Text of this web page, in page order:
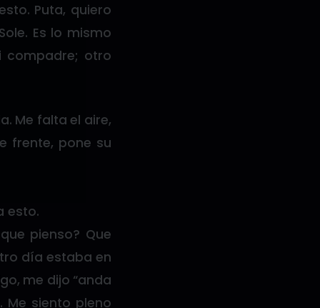
Puta, quiero
Es lo mismo
compadre; otro
Me falta el aire,
frente, pone su
esto.
pienso? Que
día estaba en
me dijo “anda
Me siento pleno